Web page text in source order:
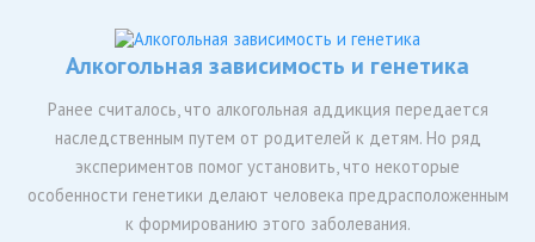
Алкогольная зависимость и генетика
Ранее считалось, что алкогольная аддикция передается
наследственным путем от родителей к детям. Но ряд
экспериментов помог установить, что некоторые
особенности генетики делают человека предрасположенным
к формированию этого заболевания.